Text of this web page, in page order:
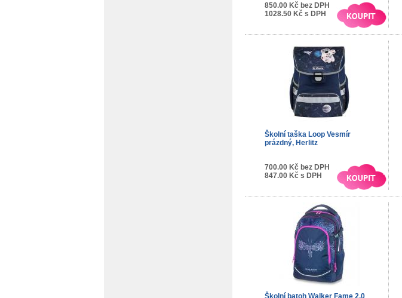
850.00 Kč bez DPH
1028.50 Kč s DPH
Školní taška Loop Vesmír
prázdný, Herlitz
700.00 Kč bez DPH
847.00 Kč s DPH
Školní batoh Walker Fame 2.0